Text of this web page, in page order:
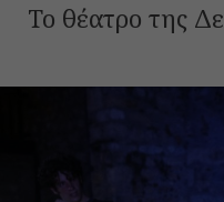
Το θέατρο της